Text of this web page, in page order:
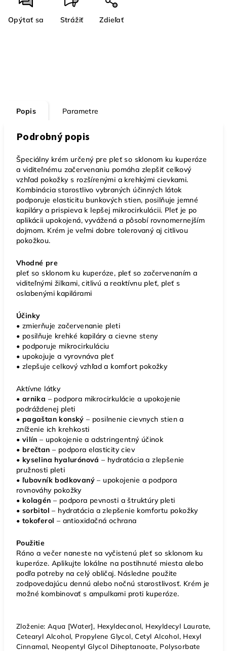
Opýtať sa Strážiť Zdieľať
Popis Parametre
Podrobný popis
Špeciálny krém určený pre pleť so sklonom ku kuperóze
a viditeľnému začervenaniu pomáha zlepšiť celkový
vzhľad pokožky s rozšírenými a krehkými cievkami.
Kombinácia starostlivo vybraných účinných látok
podporuje elasticitu bunkových stien, posilňuje jemné
kapiláry a prispieva k lepšej mikrocirkulácii. Pleť je po
aplikácii upokojená, vyvážená a pôsobí rovnomernejším
dojmom. Krém je veľmi dobre tolerovaný aj citlivou
pokožkou.
Vhodné pre
pleť so sklonom ku kuperóze, pleť so začervenaním a
viditeľnými žilkami, citlivú a reaktívnu pleť, pleť s
oslabenými kapilárami
Účinky
• zmierňuje začervenanie pleti
• posilňuje krehké kapiláry a cievne steny
• podporuje mikrocirkuláciu
• upokojuje a vyrovnáva pleť
• zlepšuje celkový vzhľad a komfort pokožky
Aktívne látky
• arnika – podpora mikrocirkulácie a upokojenie
podráždenej pleti
• pagaštan konský – posilnenie cievnych stien a
zníženie ich krehkosti
• vilín – upokojenie a adstringentný účinok
• brečtan – podpora elasticity ciev
• kyselina hyalurónová – hydratácia a zlepšenie
pružnosti pleti
• ľubovník bodkovaný – upokojenie a podpora
rovnováhy pokožky
• kolagén – podpora pevnosti a štruktúry pleti
• sorbitol – hydratácia a zlepšenie komfortu pokožky
• tokoferol – antioxidačná ochrana
Použitie
Ráno a večer naneste na vyčistenú pleť so sklonom ku
kuperóze. Aplikujte lokálne na postihnuté miesta alebo
podľa potreby na celý obličaj. Následne použite
zodpovedajúcu dennú alebo nočnú starostlivosť. Krém je
možné kombinovať s ampulkami proti kuperóze.
Zloženie: Aqua [Water], Hexyldecanol, Hexyldecyl Laurate,
Cetearyl Alcohol, Propylene Glycol, Cetyl Alcohol, Hexyl
Cinnamal, Neopentyl Glycol Diheptanoate, Polysorbate